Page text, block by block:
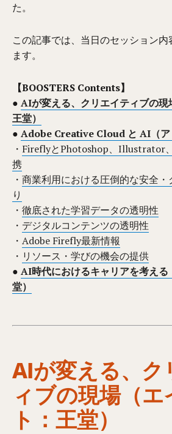
た。
この記事では、当日のセッション
ます。
【BOOSTERS Contents】
●AIが変える、クリエイティブの現
王堂）
●Adobe Creative Cloud と AI（ア
・ FireflyとPhotoshop、Illustrator
携
・商業利用における圧倒的な安全
り
・徹底された学習データの透明性
・ デジタルコンテンツの透明性
・Adobe Firefly最新情報
・ リソース・学びの機会の提供
●AI時代におけるキャリアを考える
堂）
AIが変える、ク
ィブの現場（
ト：王堂）